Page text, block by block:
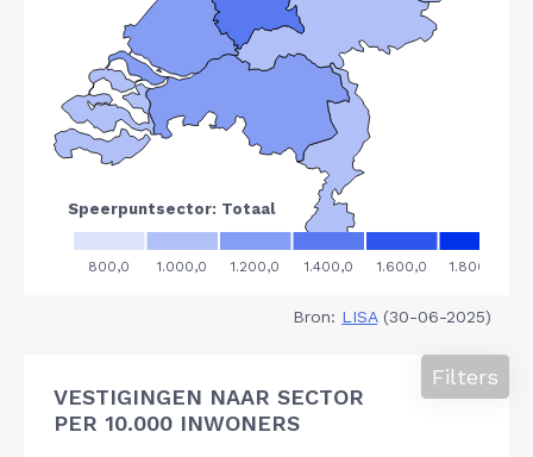
Bron: LISA(30-06-2025)
VESTIGINGEN NAAR SECTOR
PER 10.000 INWONERS
Filters